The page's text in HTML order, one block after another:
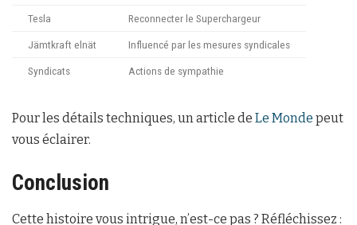
Tesla Reconnecter le Superchargeur
Jämtkraft elnät Influencé par les mesures syndicales
Syndicats Actions de sympathie
Pour les détails techniques, un article de Le Monde peut
vous éclairer.
Conclusion
Cette histoire vous intrigue, n’est-ce pas ? Réfléchissez :